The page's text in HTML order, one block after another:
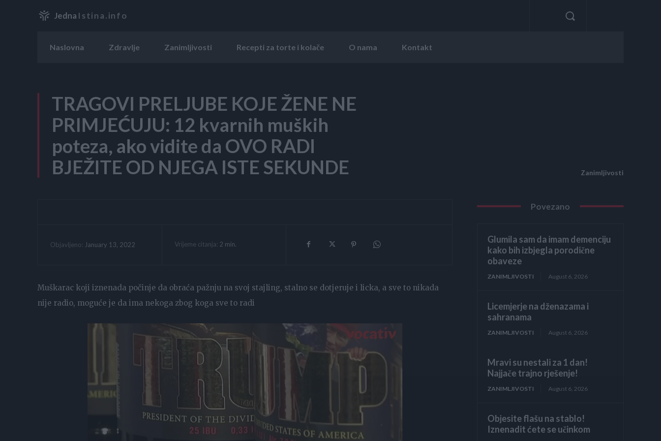
Jedna Istina.info
Naslovna Zdravlje Zanimljivosti Recepti za torte i kolače O nama Kontakt
TRAGOVI PRELJUBE KOJE ŽENE NE
PRIMJEĆUJU: 12 kvarnih muških
poteza, ako vidite da OVO RADI
BJEŽITE OD NJEGA ISTE SEKUNDE
Zanimljivosti
Objavljeno: January 13, 2022 Vrijeme citanja: 2 min.
Muškarac koji iznenada počinje da obraća pažnju na svoj stajling, stalno se dotjeruje i licka, a sve to nikada
nije radio, moguće je da ima nekoga zbog koga sve to radi
Povezano
Glumila sam da imam demenciju
kako bih izbjegla porodične
obaveze
ZANIMLJIVOSTI August 6, 2026
Licemjerje na dženazama i
sahranama
ZANIMLJIVOSTI August 6, 2026
Mravi su nestali za 1 dan!
Najjače trajno rješenje!
ZANIMLJIVOSTI August 6, 2026
Objesite flašu na stablo!
Iznenadit ćete se učinkom